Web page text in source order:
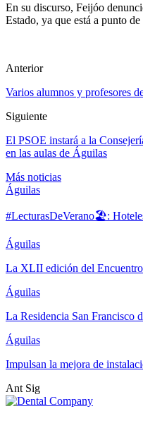
En su discurso, Feijóo
Estado, ya que está a punto
Anterior
Varios alumnos y profesores
Siguiente
El PSOE instará a la
en las aulas de Águilas
Más noticias
Águilas
#LecturasDeVerano🏖:
Águilas
La XLII edición del
Águilas
La Residencia San Francisco
Águilas
Impulsan la mejora de
Ant Sig